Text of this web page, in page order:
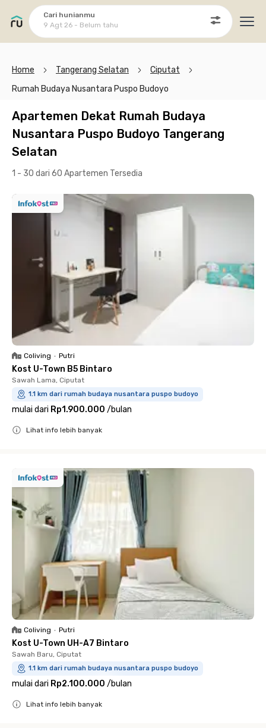
Cari hunianmu
9 Agt 26 - Belum tahu
Home Tangerang Selatan
Ciputat
Rumah Budaya Nusantara Puspo Budoyo
Apartemen Dekat Rumah Budaya
Nusantara Puspo Budoyo Tangerang
Selatan
1 - 30 dari 60 Apartemen Tersedia
Coliving • Putri
Kost U-Town B5 Bintaro
Sawah Lama, Ciputat
1.1 km dari rumah budaya nusantara puspo budoyo
mulai dari Rp1.900.000 /bulan
Lihat info lebih banyak
Coliving • Putri
Kost U-Town UH-A7 Bintaro
Sawah Baru, Ciputat
1.1 km dari rumah budaya nusantara puspo budoyo
mulai dari Rp2.100.000 /bulan
Lihat info lebih banyak